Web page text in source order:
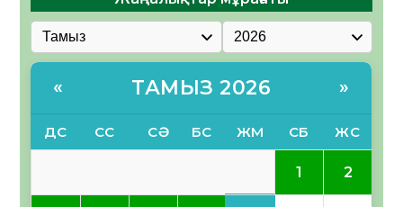
« ТАМЫЗ 2026 »
ДС СС СӘ БС ЖМ СБ ЖС
1 2